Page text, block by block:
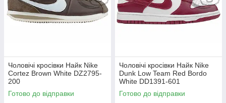
Чоловічі кросівки Найк Nike
Cortez Brown White DZ2795-
200
Готово до відправки
Чоловічі кросівки Найк Nike
Dunk Low Team Red Bordo
White DD1391-601
Готово до відправки